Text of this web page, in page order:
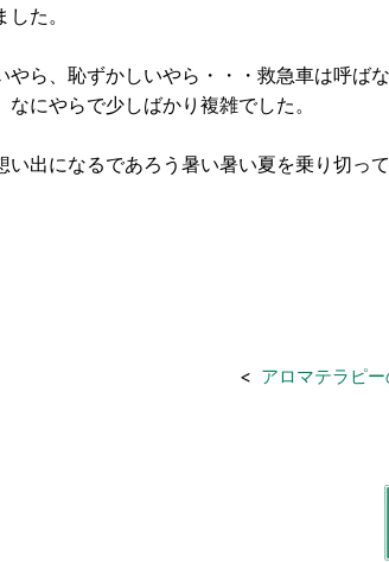
た。
やら、恥ずかしいやら・・・救急車は呼ば
にやらで少しばかり複雑でした。
出になるであろう暑い暑い夏を乗り切っ
< アロマテラピ